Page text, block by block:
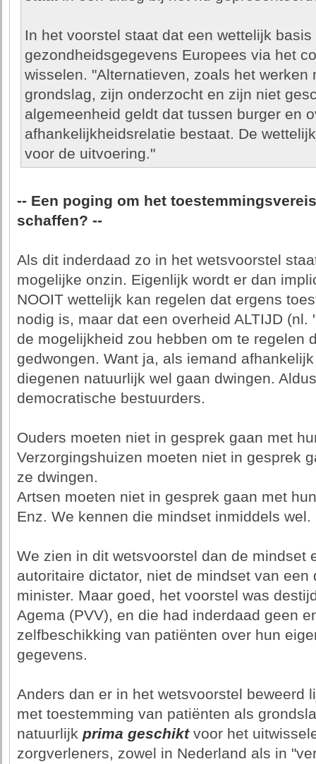
In het voorstel staat dat een wettelijk
gezondheidsgegevens Europees via het
wisselen. "Alternatieven, zoals het werken
grondslag, zijn onderzocht en zijn niet
algemeenheid geldt dat tussen burger en
afhankelijkheidsrelatie bestaat. De
voor de uitvoering."
-- Een poging om het
schaffen? --
Als dit inderdaad zo in het wetsvoorstel
mogelijke onzin. Eigenlijk wordt er dan
NOOIT wettelijk kan regelen dat ergens
nodig is, maar dat een overheid ALTIJD
de mogelijkheid zou hebben om te regelen
gedwongen. Want ja, als iemand
diegenen natuurlijk wel gaan dwingen.
democratische bestuurders.
Ouders moeten niet in gesprek gaan met
Verzorgingshuizen moeten niet in gesprek
ze dwingen.
Artsen moeten niet in gesprek gaan met
Enz. We kennen die mindset inmiddels wel.
We zien in dit wetsvoorstel dan de mindset
autoritaire dictator, niet de mindset van
minister. Maar goed, het voorstel was
Agema (PVV), en die had inderdaad geen
zelfbeschikking van patiënten over hun
gegevens.
Anders dan er in het wetsvoorstel beweerd
met toestemming van patiënten als
natuurlijk prima geschiktvoor het
zorgverleners, zowel in Nederland als in